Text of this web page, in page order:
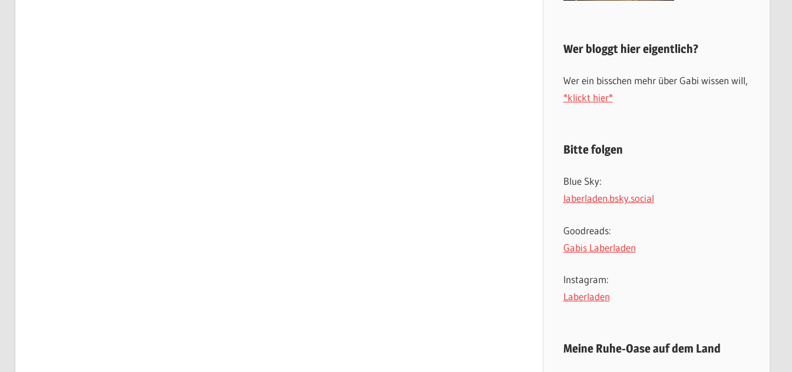
Wer bloggt hier eigentlich?
Wer ein bisschen mehr über Gabi wissen will,
*klickt hier*
Bitte folgen
Blue Sky:
laberladen.bsky.social
Goodreads:
Gabis Laberladen
Instagram:
Laberladen
Meine Ruhe-Oase auf dem Land